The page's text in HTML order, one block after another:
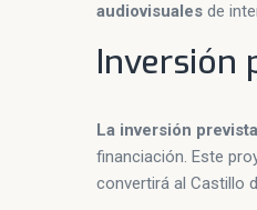
audiovisuales de
Inversión
La inversión
financiación. Este
convertirá al Castillo